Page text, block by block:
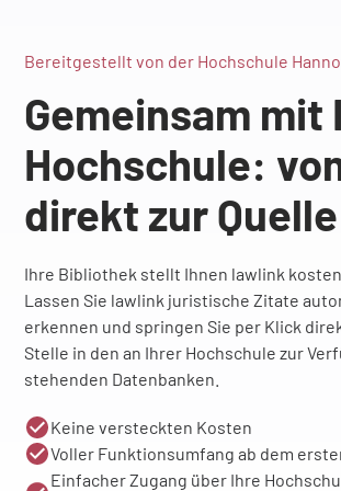
Bereitgestellt von der Hochschule
Gemeinsam mit
Hochschule:
direkt zur Quelle
Ihre Bibliothek stellt Ihnen lawlink
Lassen Sie lawlink juristische Zitate
erkennen und springen Sie per Klick
Stelle in den an Ihrer Hochschule zur
stehenden Datenbanken.
Keine versteckten Kosten
Voller Funktionsumfang ab dem
Einfacher Zugang über Ihre